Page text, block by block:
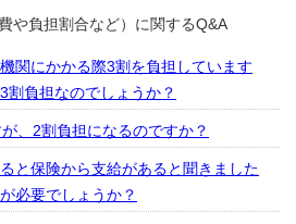
や負担割合など）に関するQ&A
関にかかる際3割を負担しています
割負担なのでしょうか？
、2割負担になるのですか？
と保険から支給があると聞きました
必要でしょうか？